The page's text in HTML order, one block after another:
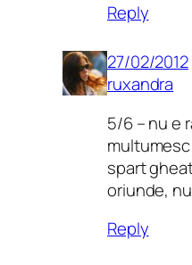
Reply
27/02/2012
ruxandra
5/6 – nu e
spart
oriunde,
Reply